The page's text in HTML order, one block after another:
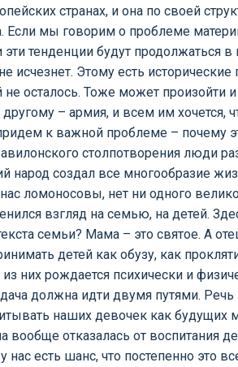
странах, и она по своей
мы говорим о проблеме
эти тенденции будут продолжаться
исчезнет. Этому есть
осталось. Тоже может произойти
– армия, и всем им хочется,
к важной проблеме – почему
столпотворения люди
народ создал все многообразие
ломоносовы, нет ни одного
взгляд на семью, на детей.
семьи? Мама – это святое. А
детей как обузу, как
из них рождается психически и
должна идти двумя путями. Речь
наших девочек как будущих
отказалась от воспитания
есть шанс, что постепенно это